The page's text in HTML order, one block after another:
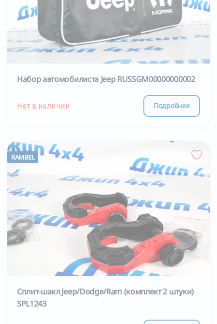
Набор автомобилиста Jeep RUSSGM00000000002
Нет в наличии Подробнее
RAMBEL
Сплит-шакл Jeep/Dodge/Ram (комплект 2 штуки)
SPL1243